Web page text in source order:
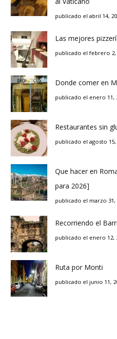
publicado el abril 14,
Las mejores
publicado el febrero 2,
Donde comer en
publicado el enero 11,
Restaurantes sin
publicado el agosto 15,
Que hacer en
para 2026]
publicado el marzo 31,
Recorriendo el
publicado el enero 12,
Ruta por Monti
publicado el junio 11,